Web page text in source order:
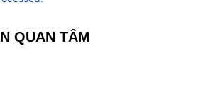
QUAN TÂM